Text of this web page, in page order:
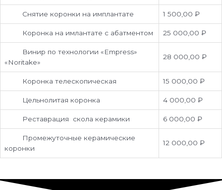
Снятие коронки на имплантате 1 500,00 ₽
Коронка на имлантате с абатментом 25 000,00 ₽
Винир по технологии «Empress»
«Noritake»
28 000,00 ₽
Коронка телескопическая 15 000,00 ₽
Цельнолитая коронка 4 000,00 ₽
Реставрация скола керамики 6 000,00 ₽
Промежуточные керамические
коронки
12 000,00 ₽